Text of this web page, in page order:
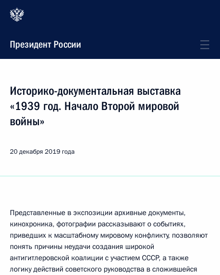
Президент России
Историко-документальная выставка
«1939 год. Начало Второй мировой
войны»
20 декабря 2019 года
Представленные в экспозиции архивные документы,
кинохроника, фотографии рассказывают о событиях,
приведших к масштабному мировому конфликту, позволяют
понять причины неудачи создания широкой
антигитлеровской коалиции с участием СССР, а также
логику действий советского руководства в сложившейся